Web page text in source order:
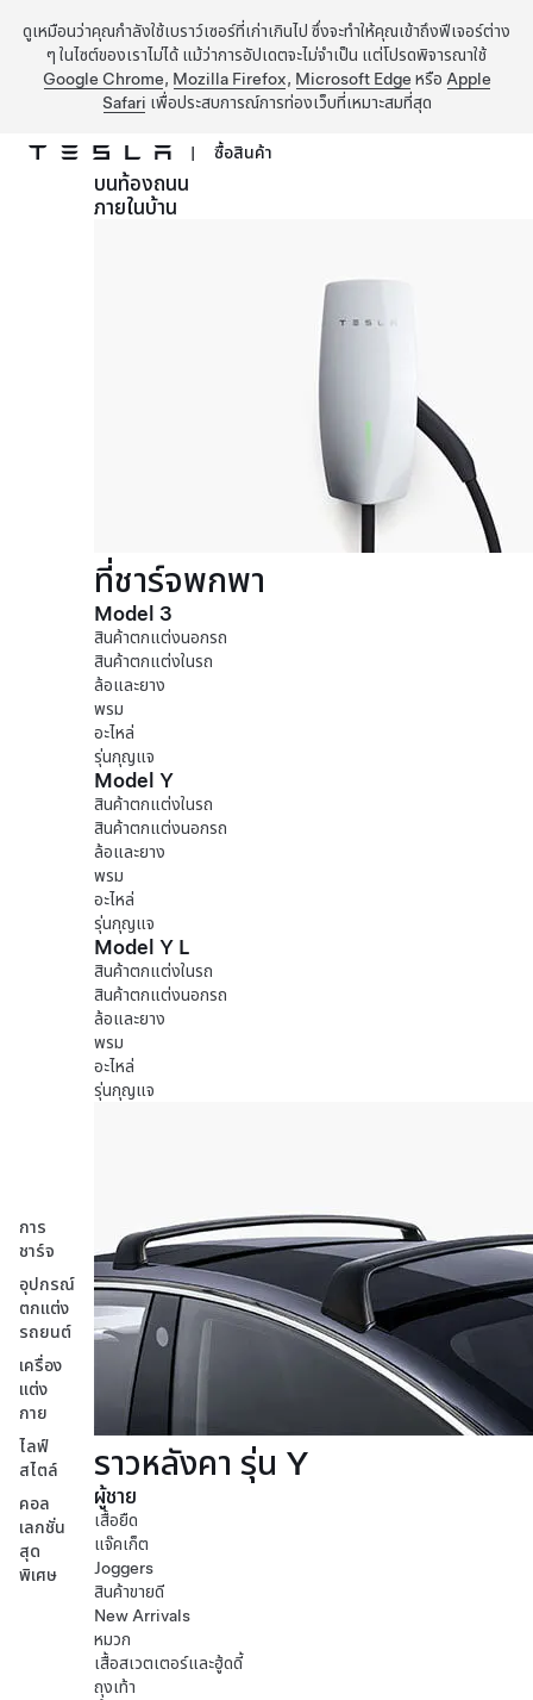
ดูเหมือนว่าคุณกำลังใช้เบราว์เซอร์ที่เก่าเกินไป ซึ่งจะทำให้คุณเข้าถึงฟีเจอร์ต่าง
ๆ ในไซต์ของเราไม่ได้ แม้ว่าการอัปเดตจะไม่จำเป็น แต่โปรดพิจารณาใช้
Google Chrome, Mozilla Firefox, Microsoft Edge หรือ Apple
Safari เพื่อประสบการณ์การท่องเว็บที่เหมาะสมที่สุด
ข้ามไปที่เนื้อหาหลัก
| ซื้อสินค้า
การ
ชาร์จ
อุปกรณ์
ตกแต่ง
รถยนต์
เครื่อง
แต่ง
กาย
ไลฟ์
สไตล์
คอล
เลกชั่น
สุด
พิเศษ
บนท้องถนน
ภายในบ้าน
ที่ชาร์จพกพา
Model 3
สินค้าตกแต่งนอกรถ
สินค้าตกแต่งในรถ
ล้อและยาง
พรม
อะไหล่
รุ่นกุญแจ
Model Y
สินค้าตกแต่งในรถ
สินค้าตกแต่งนอกรถ
ล้อและยาง
พรม
อะไหล่
รุ่นกุญแจ
Model Y L
สินค้าตกแต่งในรถ
สินค้าตกแต่งนอกรถ
ล้อและยาง
พรม
อะไหล่
รุ่นกุญแจ
ราวหลังคา รุ่น Y
ผู้ชาย
เสื้อยืด
แจ๊คเก็ต
Joggers
สินค้าขายดี
New Arrivals
หมวก
เสื้อสเวตเตอร์และฮู้ดดี้
ถุงเท้า